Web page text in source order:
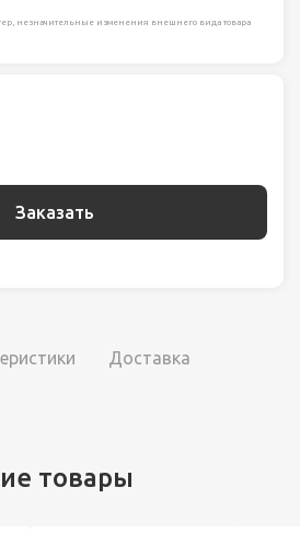
незначительные изменения внешнего вида товара
Заказать
Доставка
товары